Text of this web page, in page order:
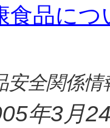
食品に
安全関係情
年3月